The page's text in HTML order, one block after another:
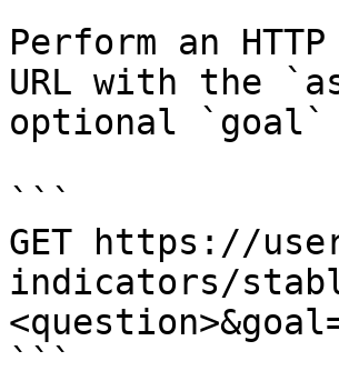
Perform an
URL with the
optional `goal`
```
GET https://
indicators/
```